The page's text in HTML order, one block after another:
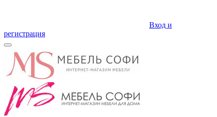
Вход и
регистрация